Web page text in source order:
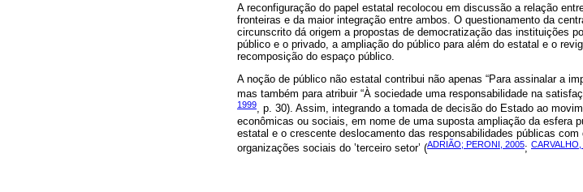
A reconfiguração do papel estatal recolocou em discussão a relação
fronteiras e da maior integração entre ambos. O questionamento da
circunscrito dá origem a propostas de democratização das instituições
público e o privado, a ampliação do público para além do estatal e o
recomposição do espaço público.
A noção de público não estatal contribui não apenas “Para assinalar a
mas também para atribuir “À sociedade uma responsabilidade na
1999, p. 30). Assim, integrando a tomada de decisão do Estado ao
econômicas ou sociais, em nome de uma suposta ampliação da esfera
estatal e o crescente deslocamento das responsabilidades públicas
organizações sociais do ‛terceiro setor’ (ADRIÃO; PERONI, 2005;